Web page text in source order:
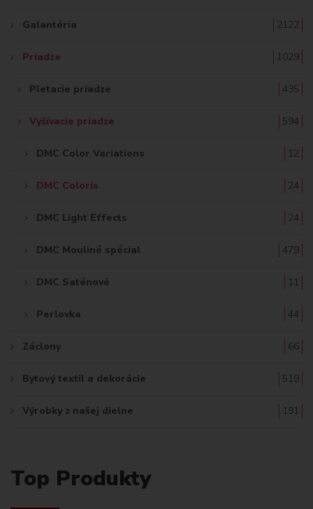
Galantéria 2122
Priadze 1029
Pletacie priadze 435
Vyšívacie priadze 594
DMC Color Variations 12
DMC Coloris 24
DMC Light Effects 24
DMC Mouliné spécial 479
DMC Saténové 11
Perlovka 44
Záclony 66
Bytový textil a dekorácie 519
Výrobky z našej dielne 191
Top Produkty